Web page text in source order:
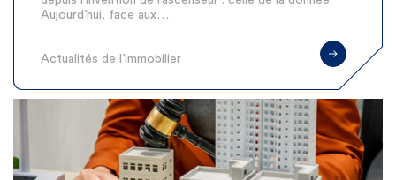
Aujourd’hui, face aux…
Actualités de l’immobilier